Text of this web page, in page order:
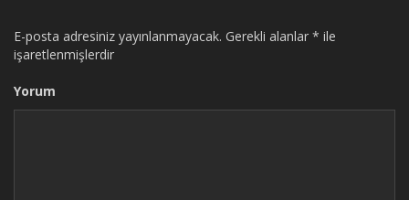
E-posta adresiniz yayınlanmayacak. Gerekli alanlar * ile
işaretlenmişlerdir
Yorum